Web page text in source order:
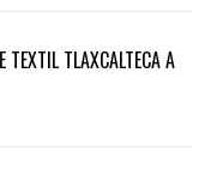
TEXTIL TLAXCALTECA A